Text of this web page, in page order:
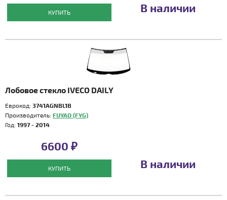
КУПИТЬ В наличии
Лобовое стекло IVECO DAILY
Еврокод: 3741AGNBL1B
Производитель: FUYAO (FYG)
Год: 1997 - 2014
6600 ₽
КУПИТЬ В наличии